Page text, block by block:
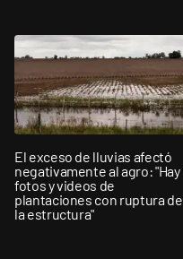
El exceso de lluvias afectó
negativamente al agro: "Hay
fotos y videos de
plantaciones con ruptura de
la estructura"